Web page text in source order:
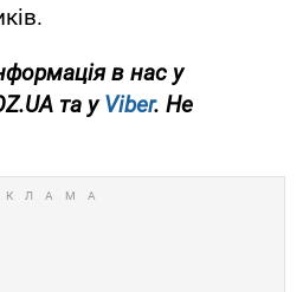
в нас у
та уViber. Не